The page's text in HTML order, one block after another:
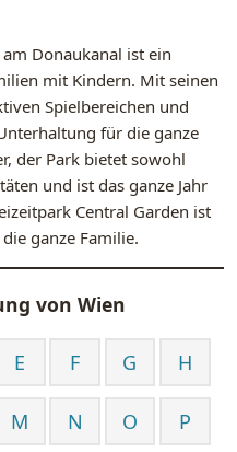
Donaukanal ist ein
mit Kindern. Mit seinen
Spielbereichen und
für die ganze
der Park bietet sowohl
und ist das ganze Jahr
Central Garden ist
ganze Familie.
von Wien
E F G H
M N O P